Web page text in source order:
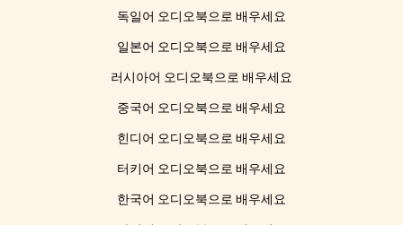
독일어 오디오북으로 배우세요
일본어 오디오북으로 배우세요
러시아어 오디오북으로 배우세요
중국어 오디오북으로 배우세요
힌디어 오디오북으로 배우세요
터키어 오디오북으로 배우세요
한국어 오디오북으로 배우세요